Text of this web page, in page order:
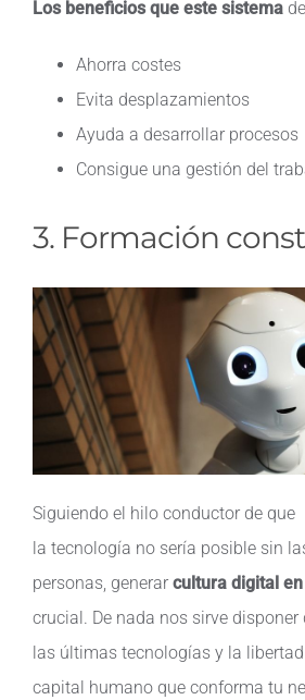
Los beneficios que este sistema
Ahorra costes
Evita desplazamientos
Ayuda a desarrollar procesos
Consigue una gestión del
3. Formación
Siguiendo el hilo conductor de que
la tecnología no sería posible sin
personas, generar cultura digital
crucial. De nada nos sirve disponer
las últimas tecnologías y la libertad
capital humano que conforma tu